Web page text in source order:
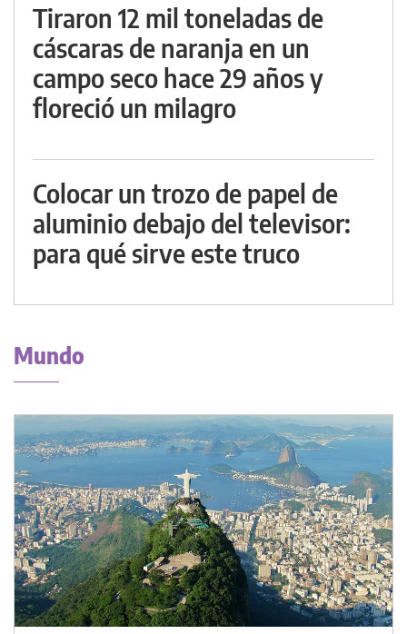
Tiraron 12 mil toneladas de
cáscaras de naranja en un
campo seco hace 29 años y
floreció un milagro
Colocar un trozo de papel de
aluminio debajo del televisor:
para qué sirve este truco
Mundo